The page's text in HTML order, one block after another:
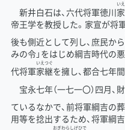
新井白石は、六代将軍徳川家
いえ
帝王学を教授した。家宣が将
後も側近として列し、庶民から
みの令」をはじめ綱吉時代の
代将軍家
いえ
継
つぐ
を擁し、都合七年
宝永七年（一七一〇）四月
ているなかで、前将軍綱吉の
用等を捻出するため、将軍綱
おぎわら しげひで